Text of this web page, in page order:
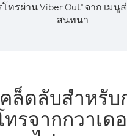
โทรผ่าน Viber Out" จาก เม
สนทนา
คล็ดลับสำหรับ
ทรจากกวาเด